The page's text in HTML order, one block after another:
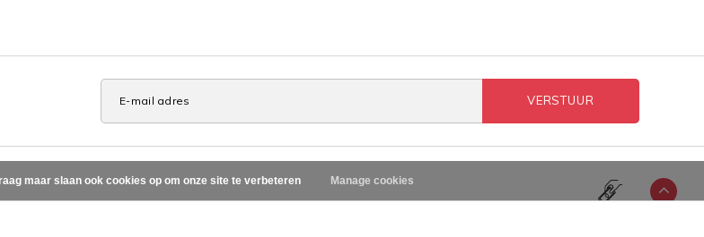
VERSTUUR
maar slaan ook cookies op om onze site te verbeteren Manage cookies